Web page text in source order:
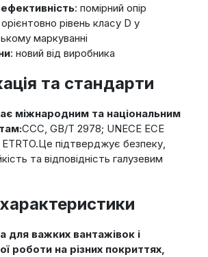
: помірний опір
рівень класу D у
маркуванні
: новий від виробника
та стандарти
міжнародним та національним
CCC, GB/T 2978; UNECE ECE
ETRTO.Це підтверджує безпеку,
та відповідність галузевим
характеристики
для важких вантажівок і
роботи на різних покриттях,